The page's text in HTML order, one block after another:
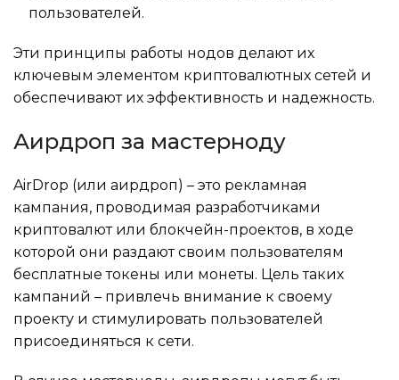
пользователей.
Эти принципы работы нодов делают их
ключевым элементом криптовалютных сетей и
обеспечивают их эффективность и надежность.
Аирдроп за мастерноду
AirDrop (или аирдроп) – это рекламная
кампания, проводимая разработчиками
криптовалют или блокчейн-проектов, в ходе
которой они раздают своим пользователям
бесплатные токены или монеты. Цель таких
кампаний – привлечь внимание к своему
проекту и стимулировать пользователей
присоединяться к сети.